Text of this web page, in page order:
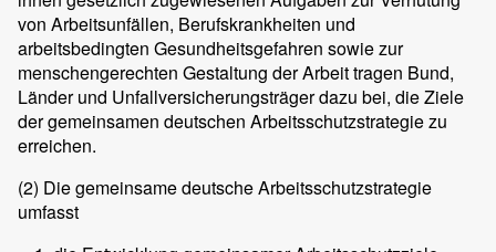
von Arbeitsunfällen, Berufskrankheiten und
arbeitsbedingten Gesundheitsgefahren sowie zur
menschengerechten Gestaltung der Arbeit tragen Bund,
Länder und Unfallversicherungsträger dazu bei, die Ziele
der gemeinsamen deutschen Arbeitsschutzstrategie zu
erreichen.
(2) Die gemeinsame deutsche Arbeitsschutzstrategie
umfasst